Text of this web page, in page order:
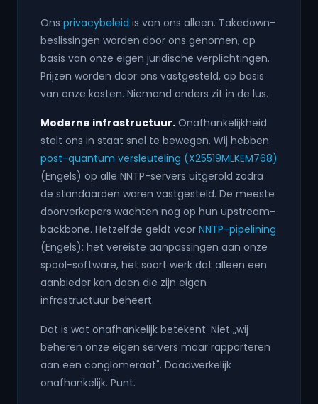
Ons privacybeleid is van ons alleen. Takedown-
beslissingen worden door ons genomen, op
basis van onze eigen juridische verplichtingen.
Prijzen worden door ons vastgesteld, op basis
van onze kosten. Niemand anders zit in de lus.
Moderne infrastructuur. Onafhankelijkheid
stelt ons in staat snel te bewegen. Wij hebben
post-quantum versleuteling (X25519MLKEM768)
(Engels) op alle NNTP-servers uitgerold zodra
de standaarden waren vastgesteld. De meeste
doorverkopers wachten nog op hun upstream-
backbone. Hetzelfde geldt voor NNTP-pipelining
(Engels): het vereiste aanpassingen aan onze
spool-software, het soort werk dat alleen een
aanbieder kan doen die zijn eigen
infrastructuur beheert.
Dat is wat onafhankelijk betekent. Niet „wij
beheren onze eigen servers maar rapporteren
aan een conglomeraat". Daadwerkelijk
onafhankelijk. Punt.